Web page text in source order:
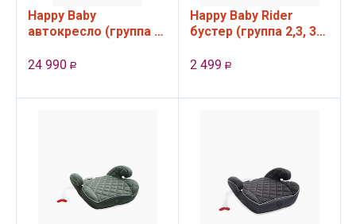
Happy Baby
автокресло (группа 0-
кг) REEX
24 990 Р
Happy Baby Rider
бустер (группа 2,3, 3-
Black
2 499 Р